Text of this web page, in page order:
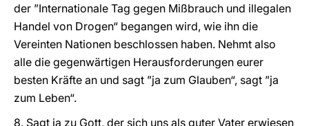
der ”Internationale Tag gegen Mißbrauch und illegalen
Handel von Drogen“ begangen wird, wie ihn die
Vereinten Nationen beschlossen haben. Nehmt also
alle die gegenwärtigen Herausforderungen eurer
besten Kräfte an und sagt ”ja zum Glauben“, sagt ”ja
zum Leben“.
8. Sagt ja zu Gott, der sich uns als guter Vater erwiesen